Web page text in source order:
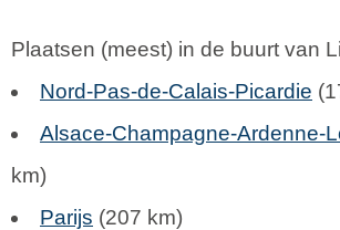
Plaatsen (meest) in de buurt van
Nord-Pas-de-Calais-Picardie
Alsace-Champagne-Ardenne-
km)
Parijs (207 km)